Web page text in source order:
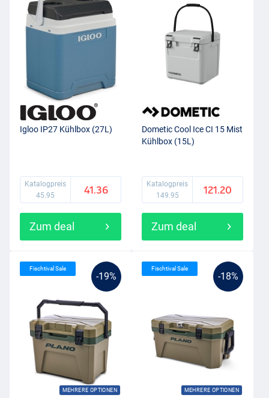
Igloo IP27 Kühlbox (27L)
Katalogpreis
45.95
41.36
Zum deal
Dometic Cool Ice CI 15 Mist
Kühlbox (15L)
Katalogpreis
149.95
121.20
Zum deal
-19%
MEHRERE OPTIONEN
Fischtival Sale
-18%
MEHRERE OPTIONEN
Fischtival Sale